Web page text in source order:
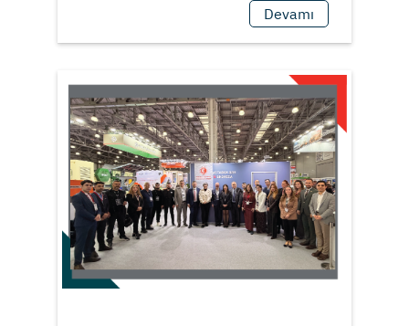
Devamı